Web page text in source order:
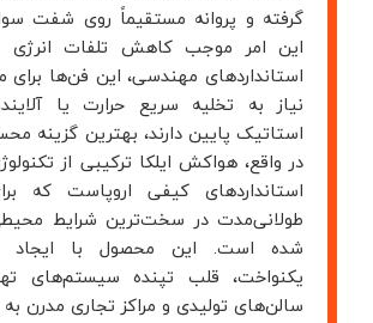
گرفته و پروانه مستقیماً روی شفت
این امر موجب کاهش تلفات انرژی
استانداردهای مهندسی، این فن‌ها
نیاز به تخلیه سریع حرارت یا
استاتیک پایین دارند، بهترین گزینه
در واقع، هواکش ایلکا ترکیبی از
استانداردهای کیفی اروپاست که
طولانی‌مدت در سخت‌ترین شرایط
شده است. این محصول با ایجاد
یکنواخت، قلب تپنده سیستم‌های
سالن‌های تولیدی و مراکز تجاری مدرن